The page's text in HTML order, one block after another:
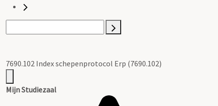
7690.102 Index schepenprotocol Erp (7690.102)
Mijn Studiezaal